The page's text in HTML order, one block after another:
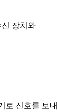
장치와
로 신호를 보내